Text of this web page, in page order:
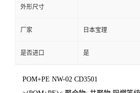
外形尺寸
厂家 日本宝理
是否进口 是
POM+PE NW-02 CD3501